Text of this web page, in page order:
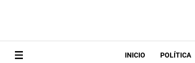
INICIO POLÍTICA